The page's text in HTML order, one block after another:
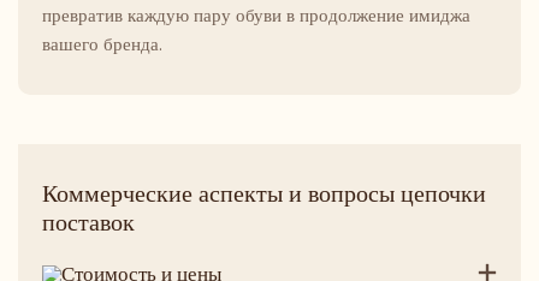
превратив каждую пару обуви в продолжение имиджа
вашего бренда.
Коммерческие аспекты и вопросы цепочки
поставок
Стоимость и цены